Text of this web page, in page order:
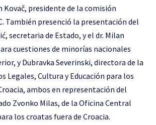
Kovač, presidente de la comisión
También presenció la presentación del
secretaria de Estado, y el dr. Milan
cuestiones de minorías nacionales
y Dubravka Severinski, directora de la
Legales, Cultura y Educación para los
ambos en representación del
Zvonko Milas, de la Oficina Central
los croatas fuera de Croacia.